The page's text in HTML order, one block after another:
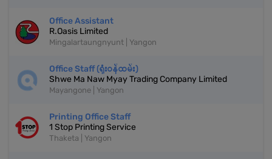
Office Assistant
R.Oasis Limited
Mingalartaungnyunt | Yangon
Office Staff (ရုံးဝန်ထမ်း)
Shwe Ma Naw Myay Trading Company Limited
Mayangone | Yangon
Printing Office Staff
1 Stop Printing Service
Thaketa | Yangon